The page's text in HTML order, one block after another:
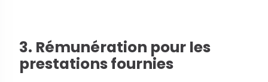
3. Rémunération pour les
prestations fournies